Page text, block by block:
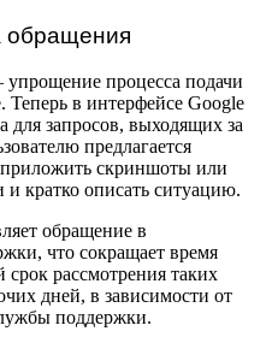
обращения
процесса подачи
Теперь в интерфейсе Google
для запросов, выходящих за
предлагается
скриншоты или
кратко описать ситуацию.
обращение в
что сокращает время
рассмотрения таких
дней, в зависимости от
поддержки.